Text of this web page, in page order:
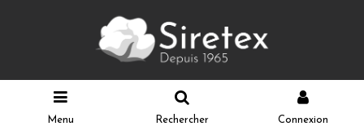
Menu Rechercher Connexion